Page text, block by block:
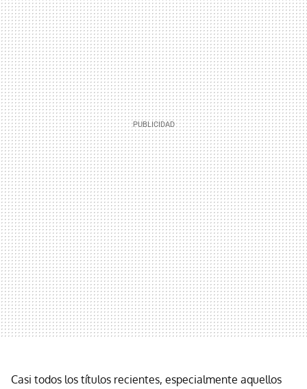
Casi todos los títulos recientes, especialmente aquellos